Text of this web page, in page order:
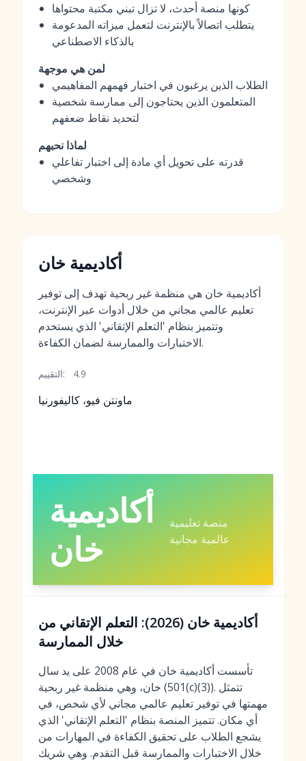
كونها منصة أحدث، لا تزال تبني مكتبة محتواها
يتطلب اتصالاً بالإنترنت لتعمل ميزاته المدعومة
بالذكاء الاصطناعي
لمن هي موجهة
الطلاب الذين يرغبون في اختبار فهمهم المفاهيمي
المتعلمون الذين يحتاجون إلى ممارسة شخصية
لتحديد نقاط ضعفهم
لماذا نحبهم
قدرته على تحويل أي مادة إلى اختبار تفاعلي
وشخصي
أكاديمية خان
أكاديمية خان هي منظمة غير ربحية تهدف إلى توفير
تعليم عالمي مجاني من خلال أدوات عبر الإنترنت،
وتتميز بنظام 'التعلم الإتقاني' الذي يستخدم
الاختبارات والممارسة لضمان الكفاءة.
التقييم: 4.9
ماونتن فيو، كاليفورنيا
أكاديمية
خان
منصة تعليمية
عالمية مجانية
أكاديمية خان (2026): التعلم الإتقاني من
خلال الممارسة
تأسست أكاديمية خان في عام 2008 على يد سال
خان، وهي منظمة غير ربحية (501(c)(3)). تتمثل
مهمتها في توفير تعليم عالمي مجاني لأي شخص، في
أي مكان. تتميز المنصة بنظام 'التعلم الإتقاني' الذي
يشجع الطلاب على تحقيق الكفاءة في المهارات من
خلال الاختبارات والممارسة قبل التقدم. وهي شريك